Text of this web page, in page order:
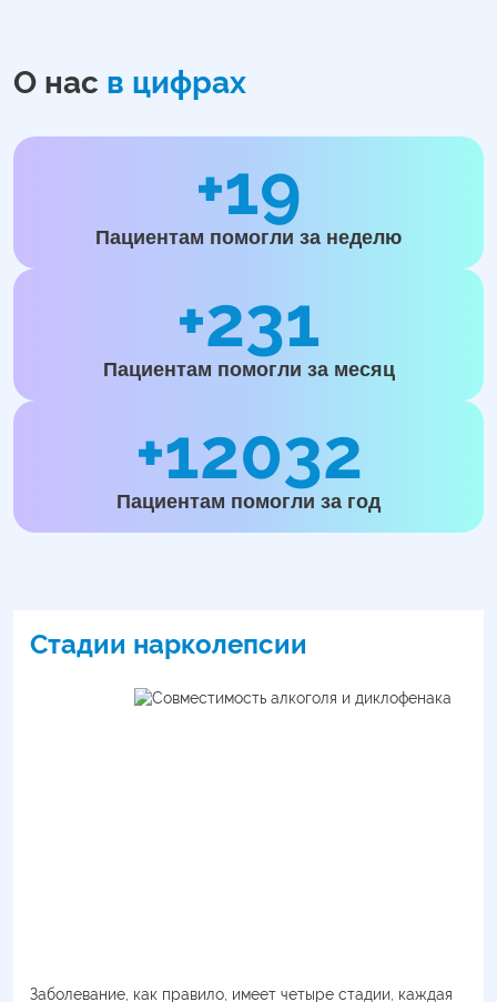
О нас в цифрах
+19
Пациентам помогли за неделю
+231
Пациентам помогли за месяц
+12032
Пациентам помогли за год
Стадии нарколепсии
Заболевание, как правило, имеет четыре стадии, каждая